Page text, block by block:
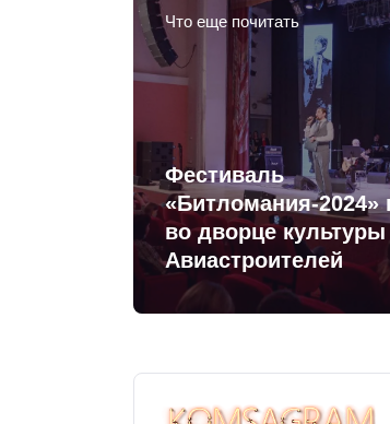
Что еще почитать
Фестиваль
«Битломания-2024»
во дворце культуры
Авиастроителей